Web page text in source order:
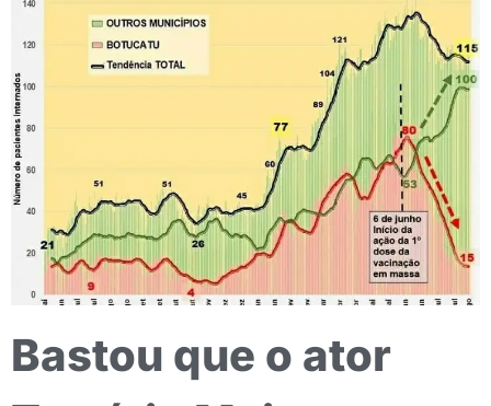
Bastou que o ator